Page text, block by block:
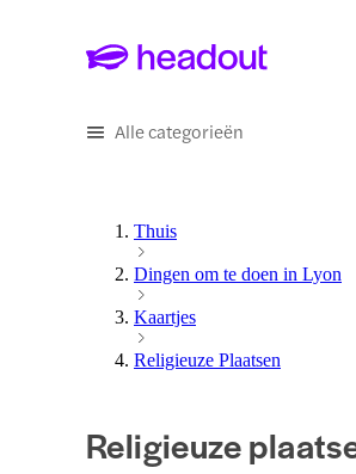
Alle categorieën
Thuis
Dingen om te doen in Lyon
Kaartjes
Religieuze Plaatsen
Religieuze